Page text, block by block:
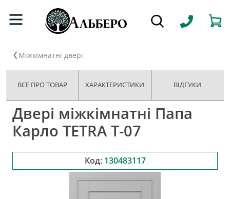
Міжкімнатні двері
ВСЕ ПРО ТОВАР ХАРАКТЕРИСТИКИ ВІДГУКИ
Двері міжкімнатні Папа
Карло TETRA Т-07
Код: 130483117